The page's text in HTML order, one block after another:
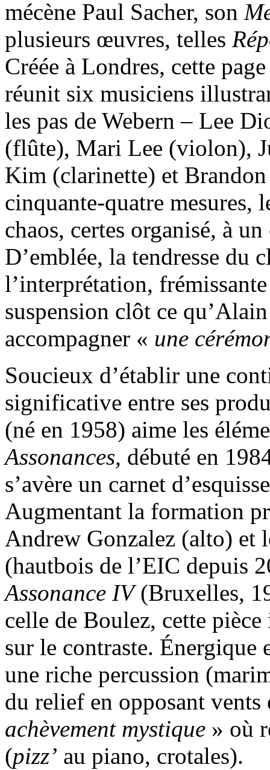
mécène Paul Sacher, son
plusieurs œuvres, telles
Créée à Londres, cette
réunit six musiciens
les pas de Webern – Lee
(flûte), Mari Lee (violon),
Kim (clarinette) et
cinquante-quatre mesures,
chaos, certes organisé, à
D’emblée, la tendresse du
l’interprétation,
suspension clôt ce
accompagner « une
Soucieux d’établir une
significative entre ses
(né en 1958) aime les
Assonances, débuté en
s’avère un carnet
Augmentant la formation
Andrew Gonzalez (alto) et
(hautbois de l’EIC depuis
Assonance IV(Bruxelles,
celle de Boulez, cette
sur le contraste. Énergique
une riche percussion
du relief en opposant
achèvement mystique » où
(pizz’ au piano, crotales).